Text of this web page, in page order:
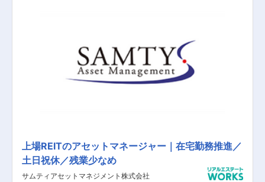
行事前打診 ■提案：物件ご紹介 ■契約：役所・現
場調査、売契・重説作成、契約締結、決済 ③出
口戦略で投資を最適化 ■財務バランスの定期確認
■出口戦略と売却活動提案 ※初めての不動産投資
営業の方でも、カリキュラムが整備されておりま
上場REITのアセットマネージャー｜在宅勤務推進／
土日祝休／残業少なめ
サムティアセットマネジメント株式会社